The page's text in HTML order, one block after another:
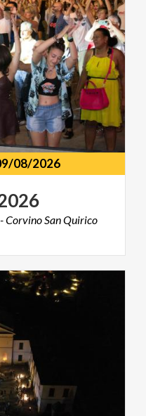
08/2026
Corvino San Quirico